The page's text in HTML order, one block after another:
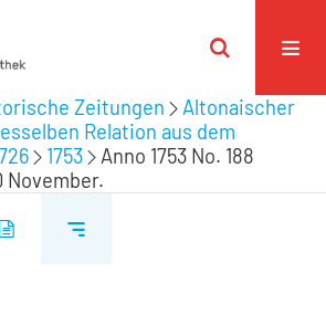
Zeitungen
Altonaischer
Relation aus dem
1753
Anno 1753 No. 188
November.